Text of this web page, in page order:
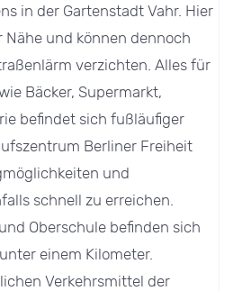
in der Gartenstadt Vahr. Hier
Nähe und können dennoch
verzichten. Alles für
Bäcker, Supermarkt,
befindet sich fußläufiger
Berliner Freiheit
und
schnell zu erreichen.
Oberschule befinden sich
einem Kilometer.
Verkehrsmittel der